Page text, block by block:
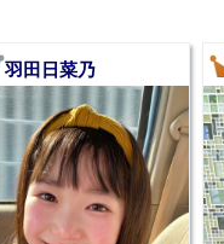
羽田日菜乃